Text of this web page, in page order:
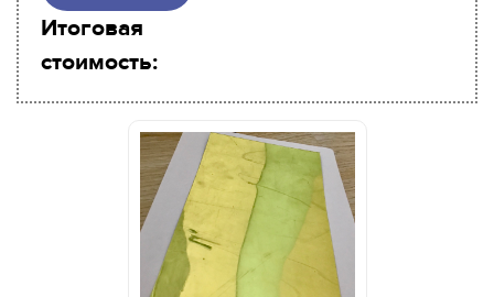
Итоговая
стоимость:
Zund
Отражатели Anderson America
Отражатели BigPrinter
Отражатели CET Color
Отражатели D.E.C
Отражатели Dilli